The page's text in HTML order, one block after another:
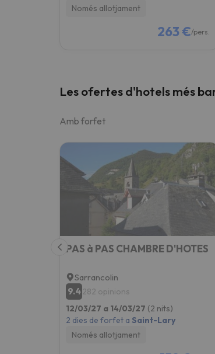
Només allotjament
263 €/pers.
Les ofertes d'hotels més
Amb forfet
PAS à PAS CHAMBRE D'HOTES
Sarrancolin
9.4282 opinions
12/03/27 a 14/03/27 (2 nits)
2 dies de forfet a Saint-Lary
Només allotjament